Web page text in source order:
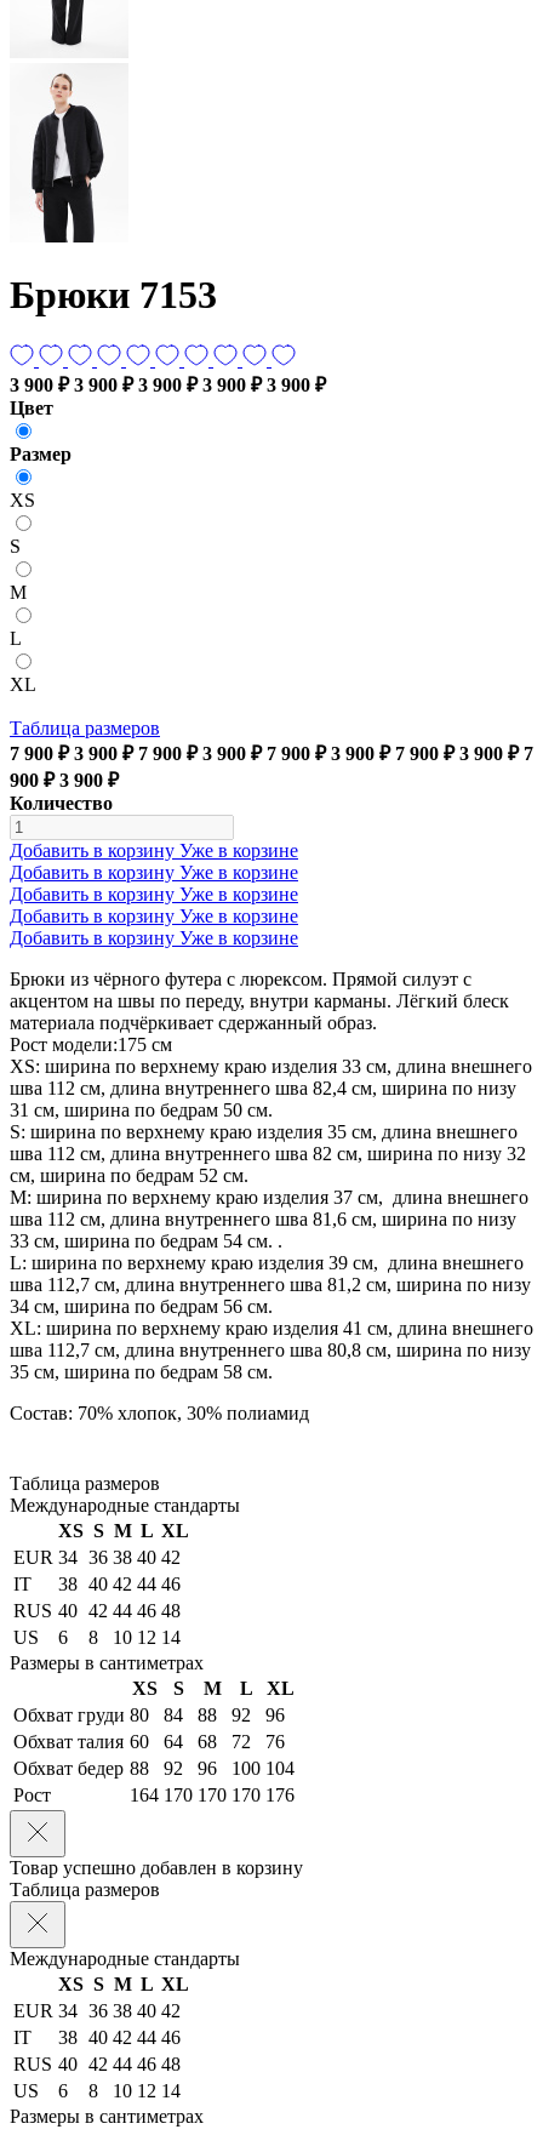
Брюки 7153
3 900 ₽ 3 900 ₽ 3 900 ₽ 3 900 ₽ 3 900 ₽
Цвет
Размер
XS
S
M
L
XL
Таблица размеров
7 900 ₽ 3 900 ₽ 7 900 ₽ 3 900 ₽ 7 900 ₽ 3 900 ₽ 7 900 ₽ 3 900 ₽ 7
900 ₽ 3 900 ₽
Количество
Добавить в корзину Уже в корзине
Добавить в корзину Уже в корзине
Добавить в корзину Уже в корзине
Добавить в корзину Уже в корзине
Добавить в корзину Уже в корзине
Брюки из чёрного футера с люрексом. Прямой силуэт с
акцентом на швы по переду, внутри карманы. Лёгкий блеск
материала подчёркивает сдержанный образ.
Рост модели:175 см
XS: ширина по верхнему краю изделия 33 см, длина внешнего
шва 112 см, длина внутреннего шва 82,4 см, ширина по низу
31 см, ширина по бедрам 50 см.
S: ширина по верхнему краю изделия 35 см, длина внешнего
шва 112 см, длина внутреннего шва 82 см, ширина по низу 32
см, ширина по бедрам 52 см.
М: ширина по верхнему краю изделия 37 см, длина внешнего
шва 112 см, длина внутреннего шва 81,6 см, ширина по низу
33 см, ширина по бедрам 54 см. .
L: ширина по верхнему краю изделия 39 см, длина внешнего
шва 112,7 см, длина внутреннего шва 81,2 см, ширина по низу
34 см, ширина по бедрам 56 см.
XL: ширина по верхнему краю изделия 41 см, длина внешнего
шва 112,7 см, длина внутреннего шва 80,8 см, ширина по низу
35 см, ширина по бедрам 58 см.
Состав: 70% хлопок, 30% полиамид
Таблица размеров
Международные стандарты
XS S M L XL
EUR 34 36 38 40 42
IT
38 40 42 44 46
RUS 40 42 44 46 48
US
6 8 10 12 14
Размеры в сантиметрах
XS
S M L
XL
Обхват груди 80 84 88 92
96
Обхват талия 60 64 68 72
76
Обхват бедер 88 92 96 100 104
Рост
164 170 170 170 176
Товар успешно добавлен в корзину
Таблица размеров
Международные стандарты
XS S M L XL
EUR 34 36 38 40 42
IT
38 40 42 44 46
RUS 40 42 44 46 48
US
6 8 10 12 14
Размеры в сантиметрах